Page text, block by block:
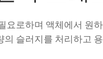
요로하며 액체에서 원
의 슬러지를 처리하고